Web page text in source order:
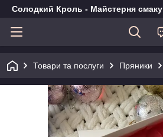
Солодкий Кроль - Майстерня смаку
Товари та послуги Пряники